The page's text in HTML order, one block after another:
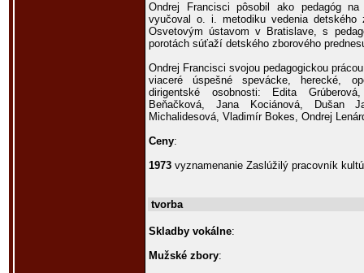
Ondrej Francisci pôsobil ako pedagóg
vyučoval o. i. metodiku vedenia detského
Osvetovým ústavom v Bratislave, s
porotách súťaží detského zborového
Ondrej Francisci svojou pedagogickou
viaceré úspešné spevácke, herecké,
dirigentské osobnosti: Edita
Beňačková, Jana Kociánová, Dušan
Michalidesová, Vladimír Bokes, Ondrej
Ceny:
1973 vyznamenanie Zaslúžilý pracovník
tvorba
Skladby vokálne:
Mužské zbory: